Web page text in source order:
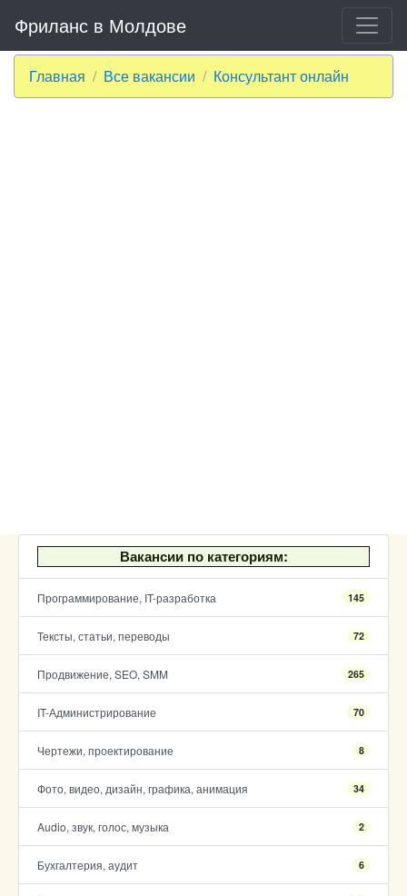
Фриланс в Молдове
Главная Все вакансии Консультант онлайн
Вакансии по категориям:
Программирование, IT-разработка 145
Тексты, статьи, переводы 72
Продвижение, SEO, SMM 265
IT-Администрирование 70
Чертежи, проектирование 8
Фото, видео, дизайн, графика, анимация 34
Audio, звук, голос, музыка 2
Бухгалтерия, аудит 6